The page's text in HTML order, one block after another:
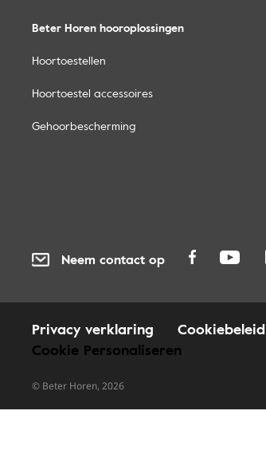
Beter Horen hooroplossingen
Hoortoestellen
Hoortoestel accessoires
Gehoorbescherming
Neem contact op
Privacy verklaring Cookiebeleid
Cookie Personaliseren
© Beter Horen, 2026